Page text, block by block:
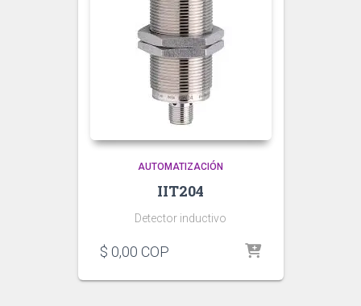
AUTOMATIZACIÓN
IIT204
Detector inductivo
$ 0,00 COP